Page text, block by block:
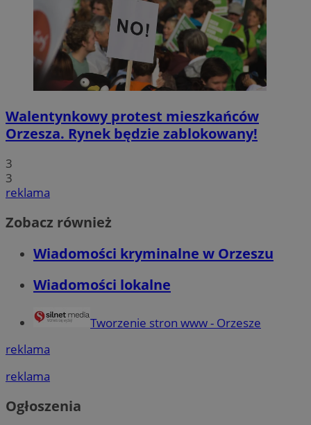
Walentynkowy protest mieszkańców
Orzesza. Rynek będzie zablokowany!
3
3
reklama
Zobacz również
Wiadomości kryminalne w Orzeszu
Wiadomości lokalne
Tworzenie stron www - Orzesze
reklama
reklama
Ogłoszenia